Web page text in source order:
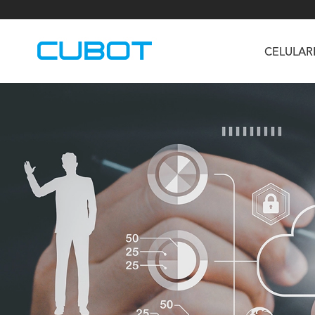
KINGKONG DURA KINGKONG E1
TAB KingKong S TAB KingKong MiNi
U2
Neo 1a